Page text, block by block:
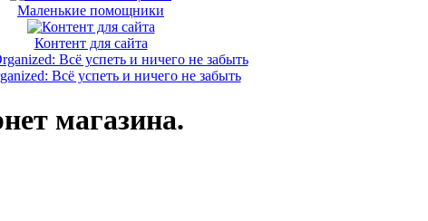
Маленькие помощники
Контент для сайта
Всё успеть и ничего не забыть
магазина.